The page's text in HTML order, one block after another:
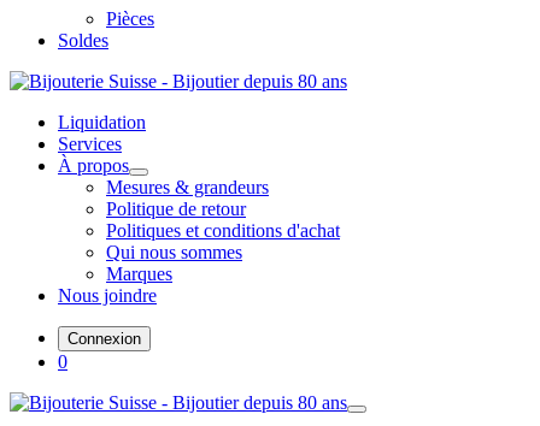
Pièces
Soldes
Liquidation
Services
À propos
Mesures & grandeurs
Politique de retour
Politiques et conditions d'achat
Qui nous sommes
Marques
Nous joindre
Connexion
0